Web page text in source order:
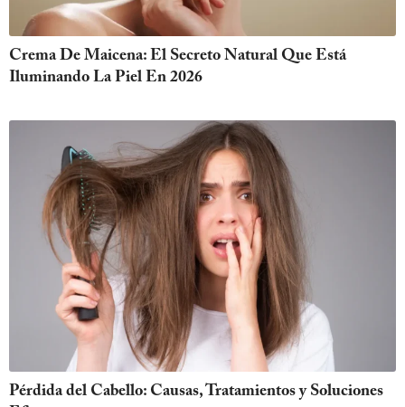
Crema De Maicena: El Secreto Natural Que Está
Iluminando La Piel En 2026
Pérdida del Cabello: Causas, Tratamientos y Soluciones